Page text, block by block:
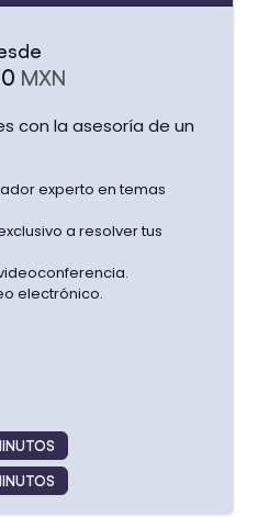
MXN
con la asesoría de un
experto en temas
a resolver tus
electrónico.